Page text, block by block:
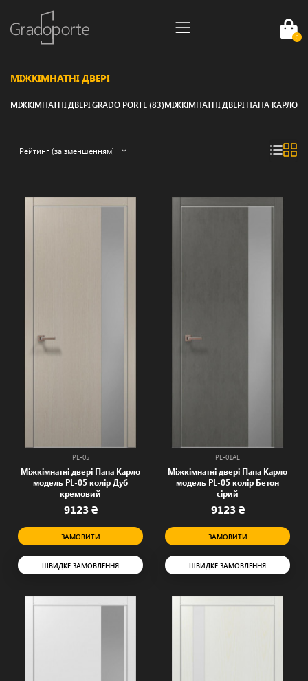
0
МІЖКІМНАТНІ ДВЕРІ
МІЖКІМНАТНІ ДВЕРІ GRADO PORTE (83)МІЖКІМНАТНІ ДВЕРІ ПАПА КАРЛО
PL-05
Міжкімнатні двері Папа Карло
модель PL-05 колір Дуб
кремовий
9123 ₴
ЗАМОВИТИ
ШВИДКЕ ЗАМОВЛЕННЯ
PL-01AL
Міжкімнатні двері Папа Карло
модель PL-05 колір Бетон
сірий
9123 ₴
ЗАМОВИТИ
ШВИДКЕ ЗАМОВЛЕННЯ